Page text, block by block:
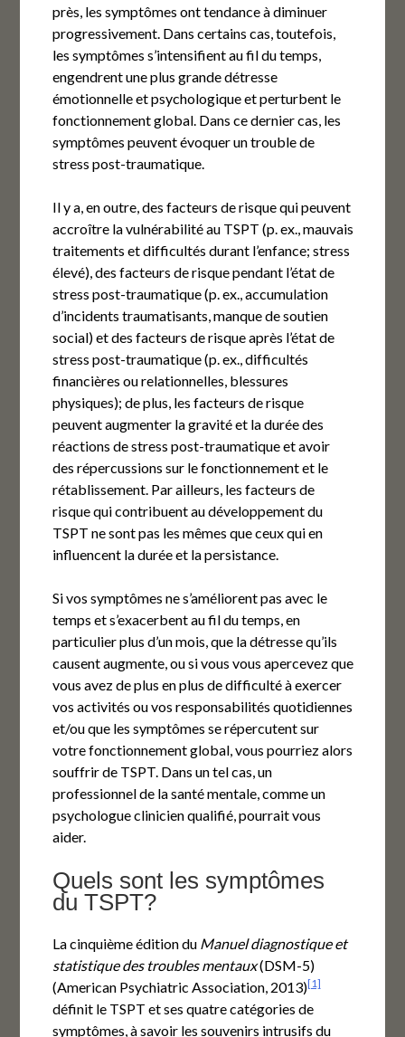
près, les symptômes ont tendance à diminuer
progressivement. Dans certains cas, toutefois,
les symptômes s’intensifient au fil du temps,
engendrent une plus grande détresse
émotionnelle et psychologique et perturbent le
fonctionnement global. Dans ce dernier cas, les
symptômes peuvent évoquer un trouble de
stress post-traumatique.
Il y a, en outre, des facteurs de risque qui peuvent
accroître la vulnérabilité au TSPT (p. ex., mauvais
traitements et difficultés durant l’enfance; stress
élevé), des facteurs de risque pendant l’état de
stress post-traumatique (p. ex., accumulation
d’incidents traumatisants, manque de soutien
social) et des facteurs de risque après l’état de
stress post-traumatique (p. ex., difficultés
financières ou relationnelles, blessures
physiques); de plus, les facteurs de risque
peuvent augmenter la gravité et la durée des
réactions de stress post-traumatique et avoir
des répercussions sur le fonctionnement et le
rétablissement. Par ailleurs, les facteurs de
risque qui contribuent au développement du
TSPT ne sont pas les mêmes que ceux qui en
influencent la durée et la persistance.
Si vos symptômes ne s’améliorent pas avec le
temps et s’exacerbent au fil du temps, en
particulier plus d’un mois, que la détresse qu’ils
causent augmente, ou si vous vous apercevez que
vous avez de plus en plus de difficulté à exercer
vos activités ou vos responsabilités quotidiennes
et/ou que les symptômes se répercutent sur
votre fonctionnement global, vous pourriez alors
souffrir de TSPT. Dans un tel cas, un
professionnel de la santé mentale, comme un
psychologue clinicien qualifié, pourrait vous
aider.
Quels sont les symptômes
du TSPT?
La cinquième édition du Manuel diagnostique et
statistique des troubles mentaux(DSM-5)
(American Psychiatric Association, 2013)[1]
définit le TSPT et ses quatre catégories de
symptômes, à savoir les souvenirs intrusifs du